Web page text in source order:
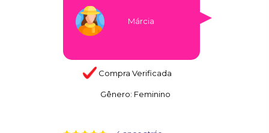
Márcia
Compra Verificada
Gênero: Feminino